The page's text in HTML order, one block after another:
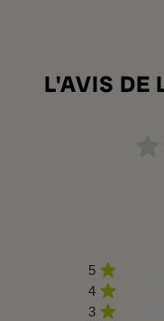
L'AVIS DE
5
4
3